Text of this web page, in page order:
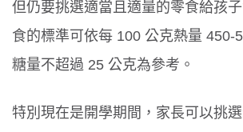
但仍要挑選適當且適量的零食給孩
食的標準可依每 100 公克熱量 450-
糖量不超過 25 公克為參考。
特別現在是開學期間，家長可以挑